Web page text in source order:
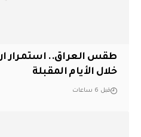
طقس العراق.. استمرار
خلال الأيام المقبلة
قبل 6 ساعات